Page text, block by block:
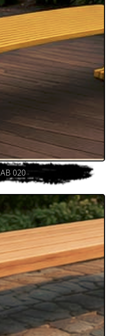
AB 020